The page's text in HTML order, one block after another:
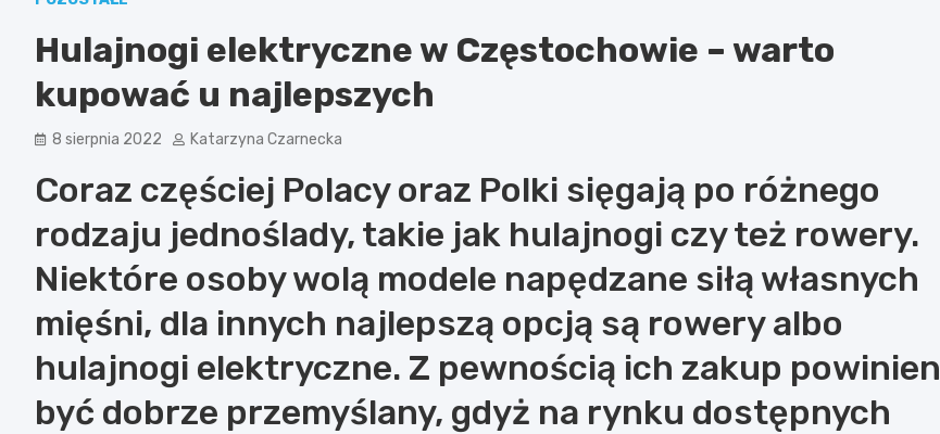
Hulajnogi elektryczne w Częstochowie – warto
kupować u najlepszych
8 sierpnia 2022 Katarzyna Czarnecka
Coraz częściej Polacy oraz Polki sięgają po różnego
rodzaju jednoślady, takie jak hulajnogi czy też rowery.
Niektóre osoby wolą modele napędzane siłą własnych
mięśni, dla innych najlepszą opcją są rowery albo
hulajnogi elektryczne. Z pewnością ich zakup powinien
być dobrze przemyślany, gdyż na rynku dostępnych